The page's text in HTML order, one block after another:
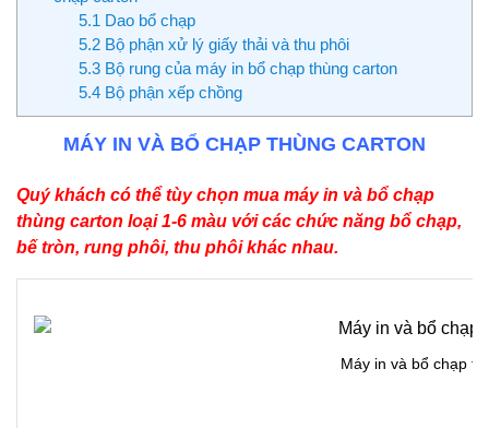
5.1 Dao bổ chạp
5.2 Bộ phận xử lý giấy thải và thu phôi
5.3 Bộ rung của máy in bổ chạp thùng carton
5.4 Bộ phận xếp chồng
MÁY IN VÀ BỔ CHẠP THÙNG CARTON
Quý khách có thể tùy chọn mua máy in và bổ chạp
thùng carton loại 1-6 màu với các chức năng bổ chạp,
bế tròn, rung phôi, thu phôi khác nhau.
Máy in và bổ chạp